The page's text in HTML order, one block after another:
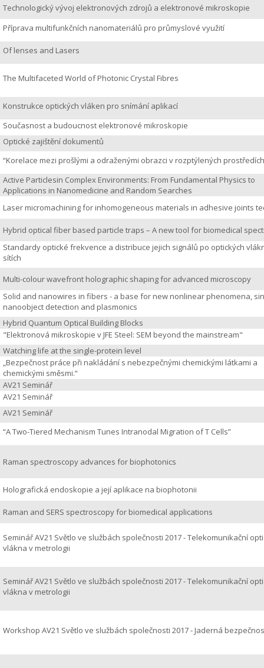
Technologický vývoj elektronových zdrojů a elektronové mikroskopie
Příprava multifunkčních nanomateriálů pro průmyslové využití
Of lenses and Lasers
The Multifaceted World of Photonic Crystal Fibres
Konstrukce optických vláken pro snímání aplikací
Současnost a budoucnost elektronové mikroskopie
Optické zajištění dokumentů
“Korelace mezi prošlými a odraženými obrazci v rozptýlených
Active Particlesin Complex Environments: From Fundamental Physics to
Applications in Nanomedicine and Random Searches
Laser micromachining for inhomogeneous materials in adhesive joints
Hybrid optical fiber based particle traps – A new tool for biomedical
Standardy optické frekvence a distribuce jejich signálů po optických
sítích
Multi-colour wavefront holographic shaping for advanced microscopy
Solid and nanowires in fibers - a base for new nonlinear phenomena,
nanoobject detection and plasmonics
Hybrid Quantum Optical Building Blocks
"Elektronová mikroskopie v JFE Steel: SEM beyond the mainstream"
Watching life at the single-protein level
„Bezpečnost práce při nakládání s nebezpečnými chemickými látkami a
chemickými směsmi.“
AV21 Seminář
AV21 Seminář
AV21 Seminář
“A Two-Tiered Mechanism Tunes Intranodal Migration of T Cells”
Raman spectroscopy advances for biophotonics
Holografická endoskopie a její aplikace na biophotonii
Raman and SERS spectroscopy for biomedical applications
Seminář AV21 Světlo ve službách společnosti 2017 - Telekomunikační
vlákna v metrologii
Seminář AV21 Světlo ve službách společnosti 2017 - Telekomunikační
vlákna v metrologii
Workshop AV21 Světlo ve službách společnosti 2017 - Jaderná